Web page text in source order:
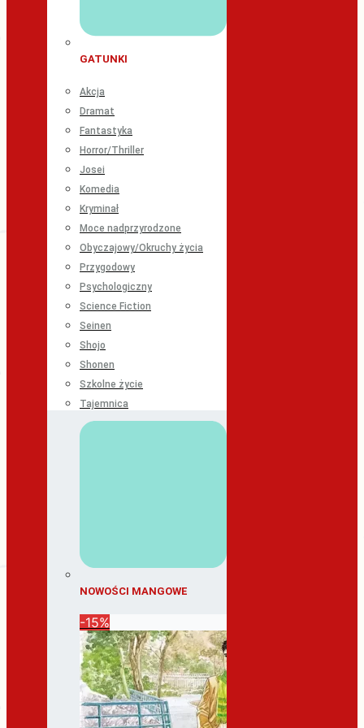
GATUNKI
Akcja
Dramat
Fantastyka
Horror/Thriller
Josei
Komedia
Kryminał
Moce nadprzyrodzone
Obyczajowy/Okruchy życia
Przygodowy
Psychologiczny
Science Fiction
Seinen
Shojo
Shonen
Szkolne życie
Tajemnica
NOWOŚCI MANGOWE
-15%